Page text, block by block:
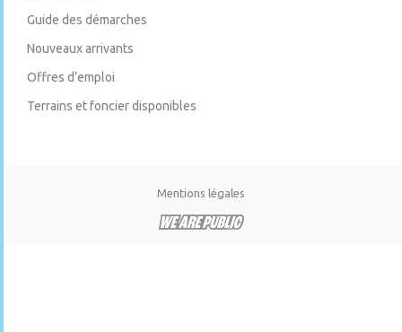
Guide des démarches
Nouveaux arrivants
Offres d’emploi
Terrains et foncier disponibles
Mentions légales